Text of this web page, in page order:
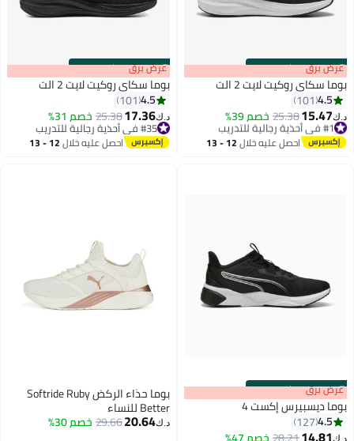
00m:00s
·باقي 100%
4
عرض برق
بوما سكاي روكيت لايت 2 الت
4.5
101
د.ك‏15.47
25.38خصم 39% #1 في أحذية رجالية للتدريب
تم بيع +40 مؤخرًا
#1 في أحذية رجالية للتدريب احصل عليه خلال 12 - 13
00m:00s
·باقي 100%
4
عرض برق
بوما سكاي روكيت لايت 2 الت
4.5
101
د.ك‏17.36
25.38خصم 31%
#35 في أحذية رجالية للتدريب
#35 في أحذية رجالية للتدريب احصل عليه خلال 12 - 13
00m:00s
·باقي 100% عرض برق
بوما ديسبيرس إكست 4
4.5
127
د.ك‏
بوما حذاء الركض Softride Ruby
Better للنساء
د.ك‏20.64
29.66خصم 30%